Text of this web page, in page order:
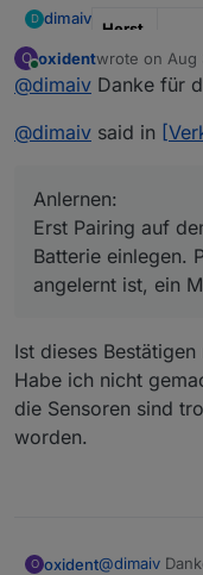
D dimaiv
Herst
eller
Mode
*Prei
s pro
------
------
---
Es gibt 2
O
Online
oxidentwrote on Aug
last edited by
@dimaiv Danke für
@dimaiv said in
Anlernen:
Erst Pairing auf
Batterie einlegen.
angelernt ist, ein
Ist dieses
Habe ich nicht
die Sensoren sind
worden.
O oxident@dimaiv